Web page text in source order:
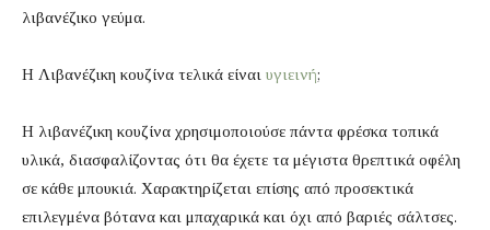
λιβανέζικο γεύμα.
Η Λιβανέζικη κουζίνα τελικά είναι υγιεινή;
Η λιβανέζικη κουζίνα χρησιμοποιούσε πάντα φρέσκα τοπικά
υλικά, διασφαλίζοντας ότι θα έχετε τα μέγιστα θρεπτικά οφέλη
σε κάθε μπουκιά. Χαρακτηρίζεται επίσης από προσεκτικά
επιλεγμένα βότανα και μπαχαρικά και όχι από βαριές σάλτσες.